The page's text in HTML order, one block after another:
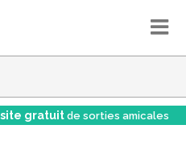
site gratuit de sorties amicales